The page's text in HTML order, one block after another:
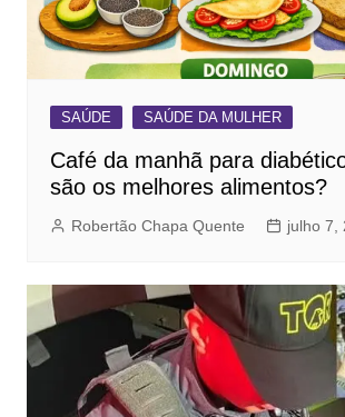
SAÚDE SAÚDE DA MULHER
Café da manhã para
são os melhores alimentos?
Robertão Chapa Quente julho 7,